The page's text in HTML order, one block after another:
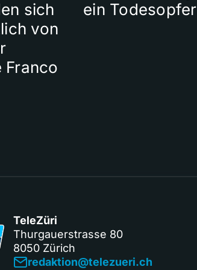
sich
von
Franco
ein Todesopfer
TeleZüri
Thurgauerstrasse 80
8050 Zürich
redaktion@telezueri.ch